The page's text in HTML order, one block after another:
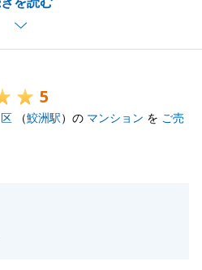
たと思いますが、社員一同よ
います。
5
（鮫洲駅）の マンション を ご売